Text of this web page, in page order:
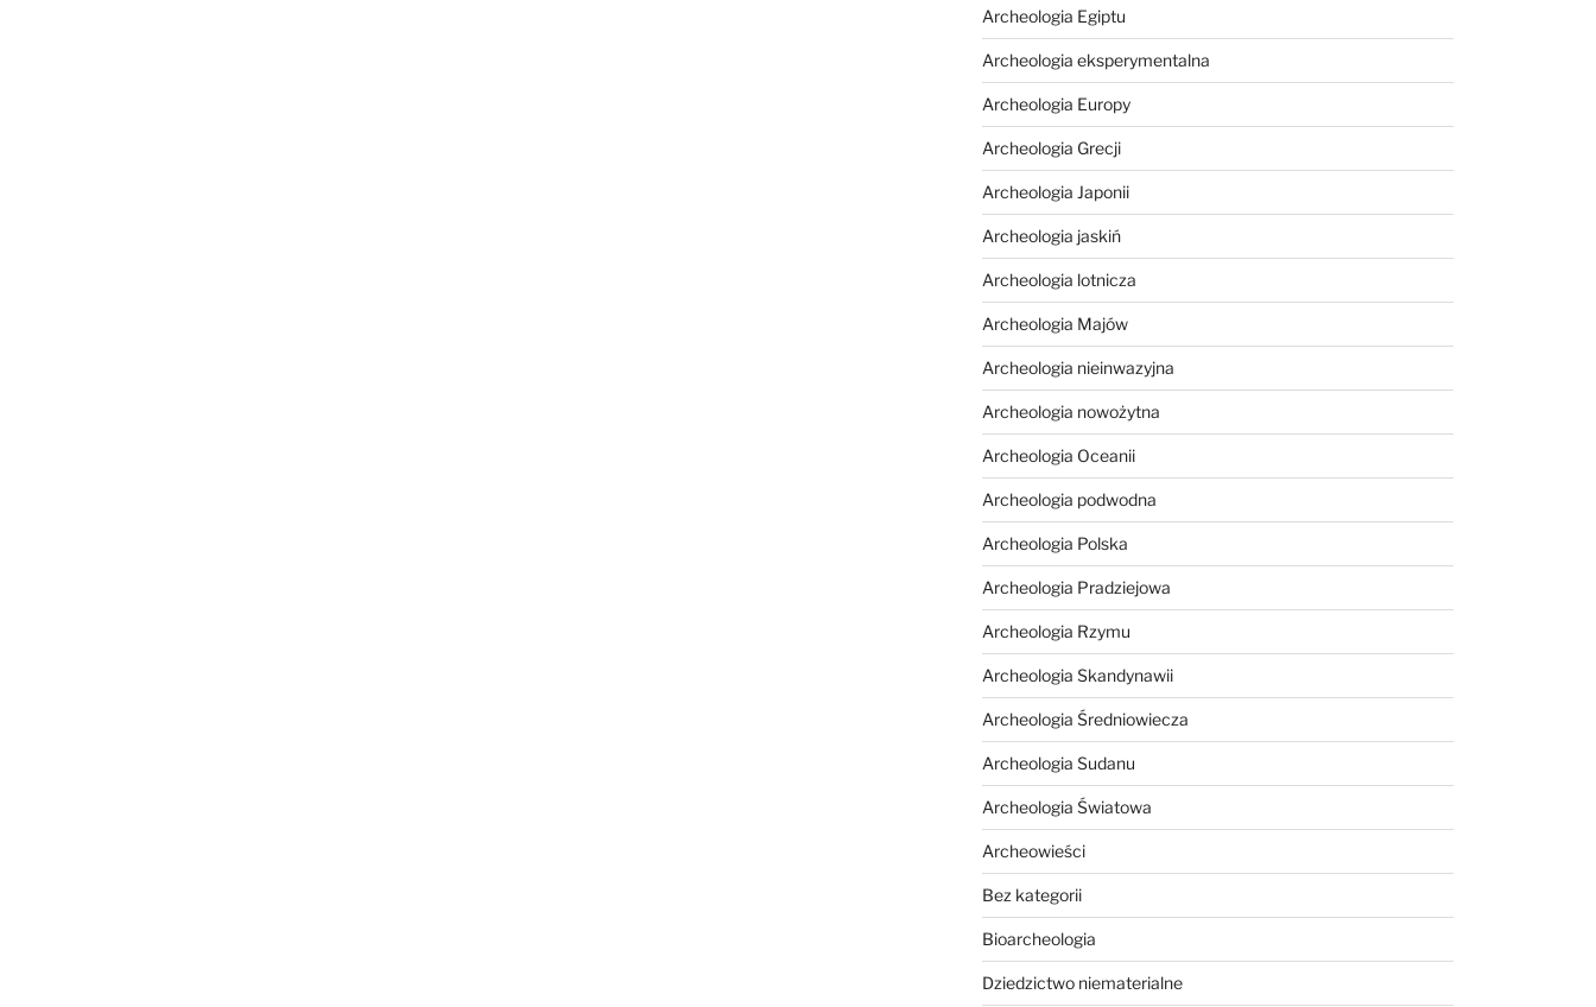
Archeologia Egiptu
Archeologia eksperymentalna
Archeologia Europy
Archeologia Grecji
Archeologia Japonii
Archeologia jaskiń
Archeologia lotnicza
Archeologia Majów
Archeologia nieinwazyjna
Archeologia nowożytna
Archeologia Oceanii
Archeologia podwodna
Archeologia Polska
Archeologia Pradziejowa
Archeologia Rzymu
Archeologia Skandynawii
Archeologia Średniowiecza
Archeologia Sudanu
Archeologia Światowa
Archeowieści
Bez kategorii
Bioarcheologia
Dziedzictwo niematerialne